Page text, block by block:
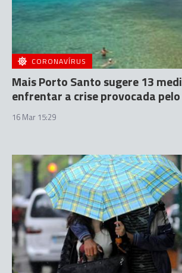
CORONAVÍRUS
Mais Porto Santo sugere 13
enfrentar a crise provocada
16 Mar 15:29